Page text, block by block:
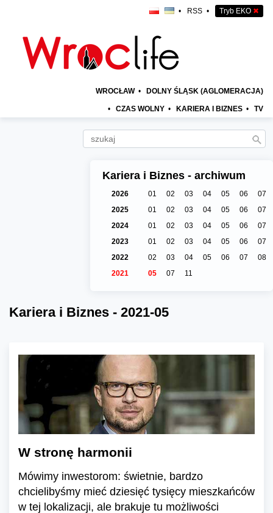
• RSS • Tryb EKO ✖
WROCŁAW • DOLNY ŚLĄSK (AGLOMERACJA)
• CZAS WOLNY • KARIERA I BIZNES • TV
Kariera i Biznes - archiwum
2026 01 02 03 04 05 06
07
2025
01 02 03 04 05 06
07
2024
01 02 03 04 05 06
07
2023
01 02 03 04 05 06
07
2022
02 03 04 05 06 07
08
2021
05 07 11
Kariera i Biznes - 2021-05
W stronę harmonii
Mówimy inwestorom: świetnie, bardzo
chcielibyśmy mieć dziesięć tysięcy mieszkańców
w tej lokalizacji, ale brakuje tu możliwości